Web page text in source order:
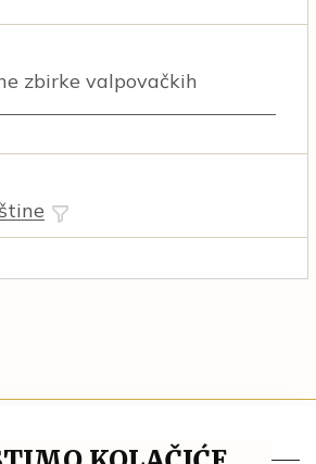
zbirke valpovačkih